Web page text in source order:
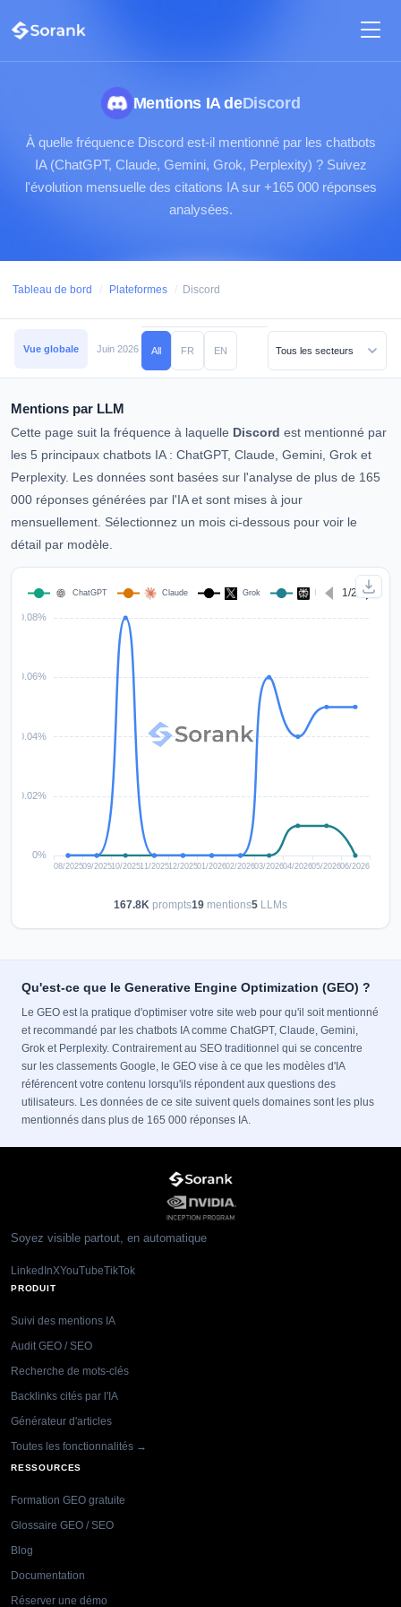
Mentions IA deDiscord
À quelle fréquence Discord est-il mentionné par les chatbots
IA (ChatGPT, Claude, Gemini, Grok, Perplexity) ? Suivez
l'évolution mensuelle des citations IA sur +165 000 réponses
analysées.
Tableau de bord / Plateformes / Discord
Vue globale Juin 2026 Mai 2026 Avril 2026 Mars 2026 Février 2026
All FR EN
Mentions par LLM
Cette page suit la fréquence à laquelle Discord est mentionné par
les 5 principaux chatbots IA : ChatGPT, Claude, Gemini, Grok et
Perplexity. Les données sont basées sur l'analyse de plus de 165
000 réponses générées par l'IA et sont mises à jour
mensuellement. Sélectionnez un mois ci-dessous pour voir le
détail par modèle.
167.8K prompts19 mentions5 LLMs
Qu'est-ce que le Generative Engine Optimization (GEO) ?
Le GEO est la pratique d'optimiser votre site web pour qu'il soit mentionné
et recommandé par les chatbots IA comme ChatGPT, Claude, Gemini,
Grok et Perplexity. Contrairement au SEO traditionnel qui se concentre
sur les classements Google, le GEO vise à ce que les modèles d'IA
référencent votre contenu lorsqu'ils répondent aux questions des
utilisateurs. Les données de ce site suivent quels domaines sont les plus
mentionnés dans plus de 165 000 réponses IA.
Soyez visible partout, en automatique
LinkedInXYouTubeTikTok
PRODUIT
Suivi des mentions IA
Audit GEO / SEO
Recherche de mots-clés
Backlinks cités par l'IA
Générateur d'articles
Toutes les fonctionnalités →
RESSOURCES
Formation GEO gratuite
Glossaire GEO / SEO
Blog
Documentation
Réserver une démo